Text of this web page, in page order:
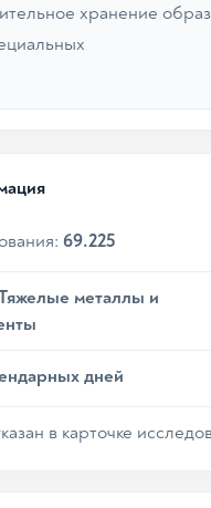
хранение
69.225
металлы и
дней
в карточке